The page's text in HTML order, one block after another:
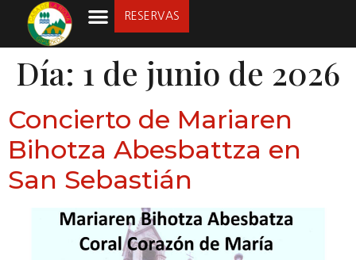
RESERVAS
Día: 1 de junio de 2026
Concierto de Mariaren
Bihotza Abesbattza en
San Sebastián